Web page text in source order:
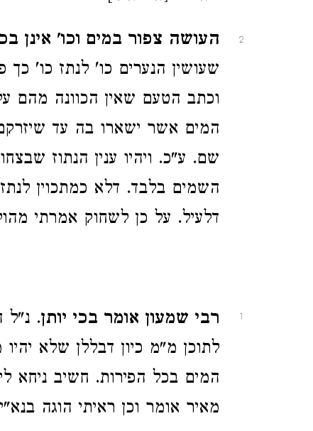
2 העושה צפור במים וכו' אינן
שעושין הנערים כו' לנתז כו'
וכתב הטעם שאין הכוונה מהם
המים אשר ישארו בה עד שיזרקם
שם. ע"כ. ויהיו ענין הנתוז
השמים בלבד. דלא כמתכוין
דלעיל. על כן לשחוק אמרתי
1 רבי שמעון אומר בכי יותן. נ"ל
לתוכן מ"מ כיון דבללן שלא
המים בכל הפירות. חשיב ניחא
מאיר אומר וכן ראיתי הוגה